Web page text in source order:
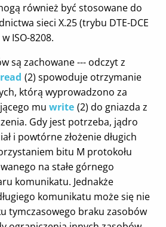
również być stosowane do
sieci X.25 (trybu DTE-DCE
ISO-8208.
są zachowane --- odczyt z
read (2) spowoduje otrzymanie
którą wyprowadzono za
mu write (2) do gniazda z
Gdy jest potrzeba, jądro
i powtórne złożenie długich
bitu M protokołu
na stałe górnego
komunikatu. Jednakże
komunikatu może się nie
tymczasowego braku zasobów